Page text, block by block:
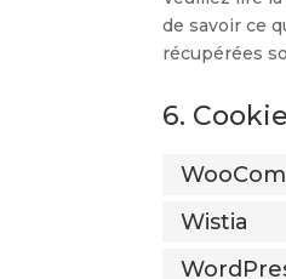
de savoir ce
récupérées
6.
Wistia